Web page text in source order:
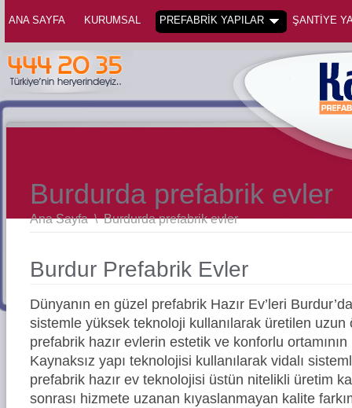
ANA SAYFA KURUMSAL PREFABRİK YAPILAR ŞANTİYE
Burdurda prefabrik evler
Ana Sayfa \Burdurda prefabrik evler
Burdur Prefabrik Evler
Dünyanın en güzel prefabrik Hazır Ev’leri
sistemle yüksek teknoloji kullanılarak üretilen
prefabrik hazır evlerin estetik ve konforlu ortamının
Kaynaksız yapı teknolojisi kullanılarak vidalı
prefabrik hazır ev teknolojisi üstün nitelikli üretim
sonrası hizmete uzanan kıyaslanmayan kalite